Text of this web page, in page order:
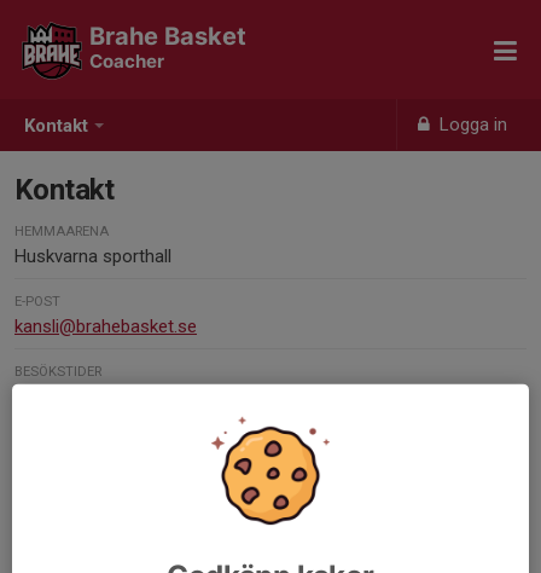
Kontakt Logga in
Brahe Basket
Coacher
Kontakt
HEMMAARENA
Huskvarna sporthall
E-POST
kansli@brahebasket.se
BESÖKSTIDER